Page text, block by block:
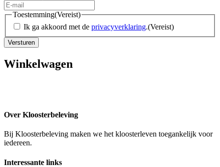
Toestemming(Vereist)
Ik ga akkoord met de privacyverklaring.(Vereist)
Versturen
Winkelwagen
Over Kloosterbeleving
Bij Kloosterbeleving maken we het kloosterleven toegankelijk voor
iedereen.
Interessante links